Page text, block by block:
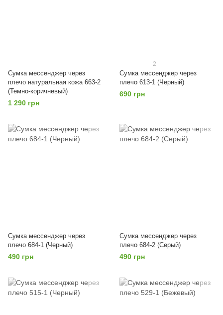
Сумка мессенджер через
плечо натуральная кожа 663-2
(Темно-коричневый)
1 290 грн
2
Сумка мессенджер через
плечо 613-1 (Черный)
690 грн
Сумка мессенджер через
плечо 684-1 (Черный)
490 грн
Сумка мессенджер через
плечо 684-2 (Серый)
490 грн